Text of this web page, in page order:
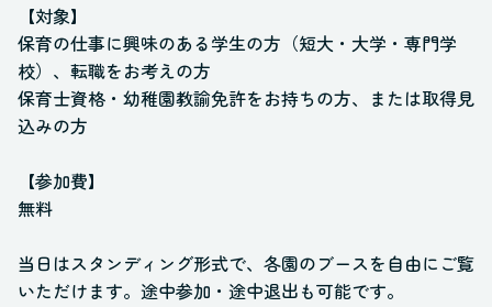
【対象】
保育の仕事に興味のある学生の方（短大・大学・専門学
校）、転職をお考えの方
保育士資格・幼稚園教諭免許をお持ちの方、または取得見
込みの方
【参加費】
無料
当日はスタンディング形式で、各園のブースを自由にご覧
いただけます。途中参加・途中退出も可能です。